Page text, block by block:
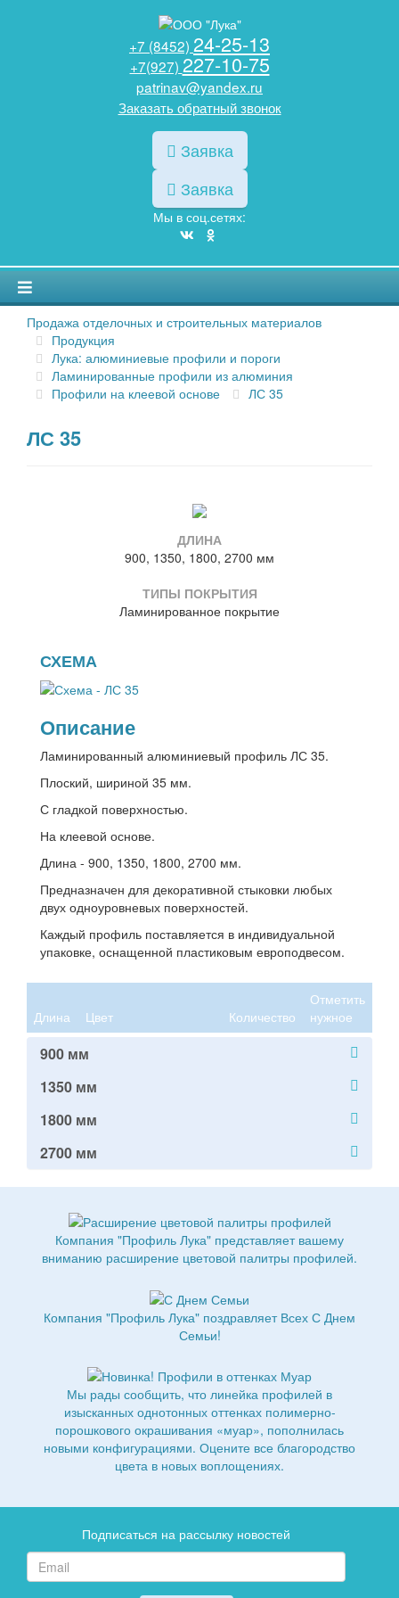
+7 (8452) 24-25-13
+7(927) 227-10-75
patrinav@yandex.ru
Заказать обратный звонок
Заявка
Заявка
Мы в соц.сетях:
Продажа отделочных и строительных материалов
Продукция
Лука: алюминиевые профили и пороги
Ламинированные профили из алюминия
Профили на клеевой основе
ЛС 35
ЛС 35
ДЛИНА
900, 1350, 1800, 2700 мм
ТИПЫ ПОКРЫТИЯ
Ламинированное покрытие
СХЕМА
Описание
Ламинированный алюминиевый профиль ЛС 35.
Плоский, шириной 35 мм.
С гладкой поверхностью.
На клеевой основе.
Длина - 900, 1350, 1800, 2700 мм.
Предназначен для декоративной стыковки любых
двух одноуровневых поверхностей.
Каждый профиль поставляется в индивидуальной
упаковке, оснащенной пластиковым европодвесом.
Длина Цвет Количество
Отметить
нужное
900 мм
1350 мм
1800 мм
2700 мм
Компания "Профиль Лука" представляет вашему
вниманию расширение цветовой палитры профилей.
Компания "Профиль Лука" поздравляет Всех С Днем
Семьи!
Мы рады сообщить, что линейка профилей в
изысканных однотонных оттенках полимерно-
порошкового окрашивания «муар», пополнилась
новыми конфигурациями. Оцените все благородство
цвета в новых воплощениях.
Подписаться на рассылку новостей